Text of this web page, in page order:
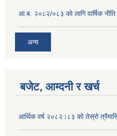
आ.ब. २०८२/०८३ को लागि वार्षिक नीति
अन्य
बजेट, आम्दनी र खर्च
आर्थिक वर्ष २०८२।८३ को तेस्रो